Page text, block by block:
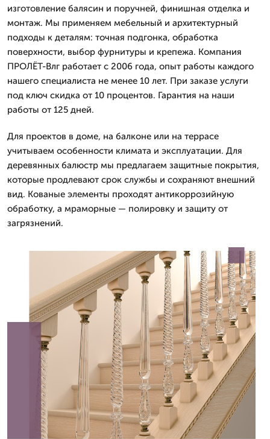
изготовление балясин и поручней, финишная отделка и
монтаж. Мы применяем мебельный и архитектурный
подходы к деталям: точная подгонка, обработка
поверхности, выбор фурнитуры и крепежа. Компания
ПРОЛЁТ-Влг работает с 2006 года, опыт работы каждого
нашего специалиста не менее 10 лет. При заказе услуги
под ключ скидка от 10 процентов. Гарантия на наши
работы от 125 дней.
Для проектов в доме, на балконе или на террасе
учитываем особенности климата и эксплуатации. Для
деревянных балюстр мы предлагаем защитные покрытия,
которые продлевают срок службы и сохраняют внешний
вид. Кованые элементы проходят антикоррозийную
обработку, а мраморные — полировку и защиту от
загрязнений.